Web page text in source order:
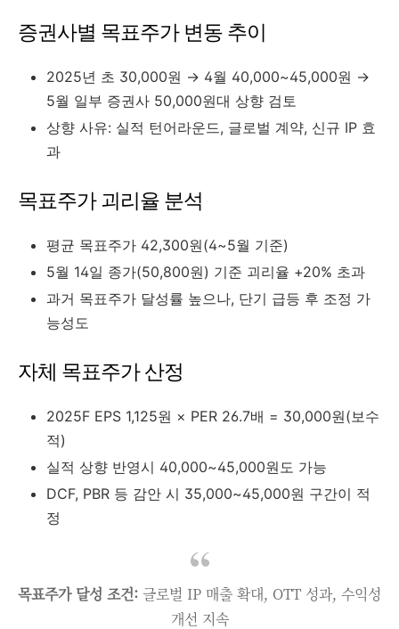
증권사별 목표주가 변동 추이
2025년 초 30,000원 → 4월 40,000~45,000원 →
5월 일부 증권사 50,000원대 상향 검토
상향 사유: 실적 턴어라운드, 글로벌 계약, 신규 IP 효
과
목표주가 괴리율 분석
평균 목표주가 42,300원(4~5월 기준)
5월 14일 종가(50,800원) 기준 괴리율 +20% 초과
과거 목표주가 달성률 높으나, 단기 급등 후 조정 가
능성도
자체 목표주가 산정
2025F EPS 1,125원 × PER 26.7배 = 30,000원(보수
적)
실적 상향 반영시 40,000~45,000원도 가능
DCF, PBR 등 감안 시 35,000~45,000원 구간이 적
정
목표주가 달성 조건: 글로벌 IP 매출 확대, OTT 성과, 수익성
개선 지속